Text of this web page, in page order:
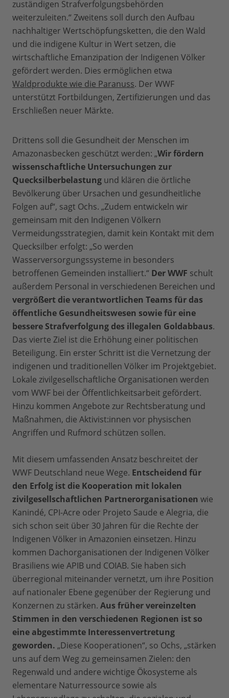
zuständigen Strafverfolgungsbehörden
weiterzuleiten.“ Zweitens soll durch den Aufbau
nachhaltiger Wertschöpfungsketten, die den Wald
und die indigene Kultur in Wert setzen, die
wirtschaftliche Emanzipation der Indigenen Völker
gefördert werden. Dies ermöglichen etwa
Waldprodukte wie die Paranuss. Der WWF
unterstützt Fortbildungen, Zertifizierungen und das
Erschließen neuer Märkte.
Drittens soll die Gesundheit der Menschen im
Amazonasbecken geschützt werden: „Wir fördern
wissenschaftliche Untersuchungen zur
Quecksilberbelastung und klären die örtliche
Bevölkerung über Ursachen und gesundheitliche
Folgen auf“, sagt Ochs. „Zudem entwickeln wir
gemeinsam mit den Indigenen Völkern
Vermeidungsstrategien, damit kein Kontakt mit dem
Quecksilber erfolgt: „So werden
Wasserversorgungssysteme in besonders
betroffenen Gemeinden installiert.“ Der WWF schult
außerdem Personal in verschiedenen Bereichen und
vergrößert die verantwortlichen Teams für das
öffentliche Gesundheitswesen sowie für eine
bessere Strafverfolgung des illegalen Goldabbaus.
Das vierte Ziel ist die Erhöhung einer politischen
Beteiligung. Ein erster Schritt ist die Vernetzung der
indigenen und traditionellen Völker im Projektgebiet.
Lokale zivilgesellschaftliche Organisationen werden
vom WWF bei der Öffentlichkeitsarbeit gefördert.
Hinzu kommen Angebote zur Rechtsberatung und
Maßnahmen, die Aktivist:innen vor physischen
Angriffen und Rufmord schützen sollen.
Mit diesem umfassenden Ansatz beschreitet der
WWF Deutschland neue Wege. Entscheidend für
den Erfolg ist die Kooperation mit lokalen
zivilgesellschaftlichen Partnerorganisationen wie
Kanindé, CPI-Acre oder Projeto Saude e Alegria, die
sich schon seit über 30 Jahren für die Rechte der
Indigenen Völker in Amazonien einsetzen. Hinzu
kommen Dachorganisationen der Indigenen Völker
Brasiliens wie APIB und COIAB. Sie haben sich
überregional miteinander vernetzt, um ihre Position
auf nationaler Ebene gegenüber der Regierung und
Konzernen zu stärken. Aus früher vereinzelten
Stimmen in den verschiedenen Regionen ist so
eine abgestimmte Interessenvertretung
geworden. „Diese Kooperationen“, so Ochs, „stärken
uns auf dem Weg zu gemeinsamen Zielen: den
Regenwald und andere wichtige Ökosysteme als
elementare Naturressource sowie als